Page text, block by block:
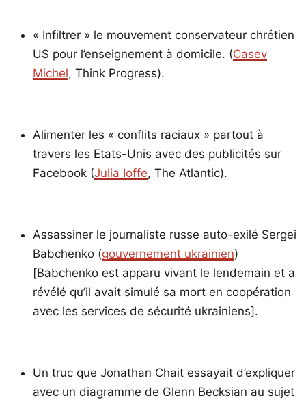
« Infiltrer » le mouvement conservateur chrétien
US pour l’enseignement à domicile. (Casey
Michel, Think Progress).
Alimenter les « conflits raciaux » partout à
travers les Etats-Unis avec des publicités sur
Facebook (Julia Ioffe, The Atlantic).
Assassiner le journaliste russe auto-exilé Sergei
Babchenko (gouvernement ukrainien)
[Babchenko est apparu vivant le lendemain et a
révélé qu’il avait simulé sa mort en coopération
avec les services de sécurité ukrainiens].
Un truc que Jonathan Chait essayait d’expliquer
avec un diagramme de Glenn Becksian au sujet